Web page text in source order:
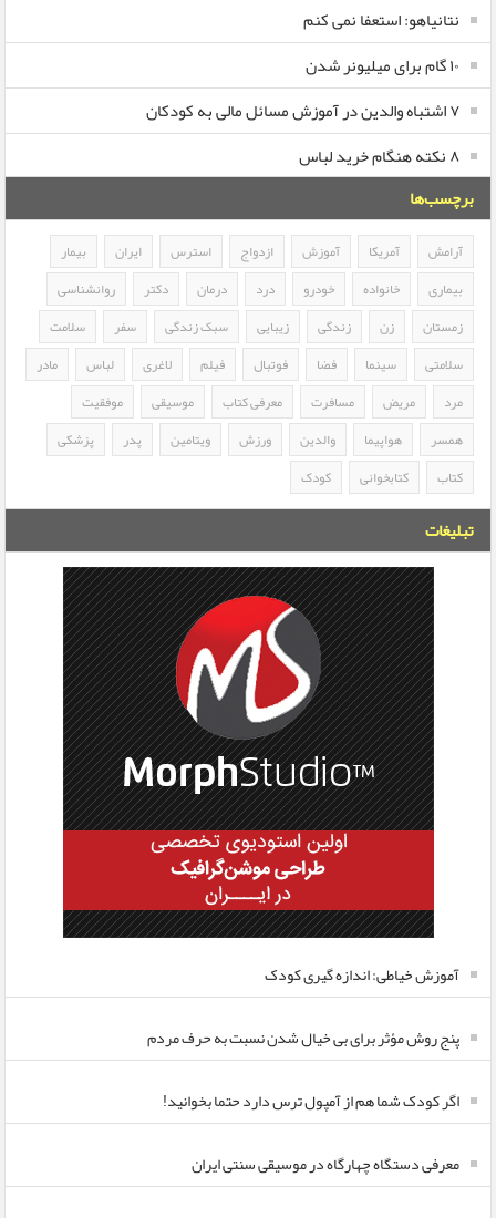
نتانیاهو: استعفا نمی کنم
۱۰ گام برای میلیونر شدن
۷ اشتباه والدین در آموزش مسائل مالی به کودکان
۸ نکته هنگام خرید لباس
برچسب‌ها
آرامش آمریکا آموزش ازدواج استرس ایران
بیمار
بیماری
خانواده خودرو درد درمان دکتر
روانشناسی
زمستان
زن زندگی زیبایی سبک زندگی سفر
سلامت
سلامتی
سینما فضا فوتبال فیلم لاغری لباس
مادر
مرد
مریض مسافرت معرفی کتاب موسیقی
موفقیت
همسر
هواپیما والدین ورزش ویتامین پدر
پزشکی
کتاب
کتابخوانی کودک
تبلیغات
آموزش خیاطی: اندازه گیری کودک
پنج روش مؤثر برای بی خیال شدن نسبت به حرف مردم
اگر کودک شما هم از آمپول ترس دارد حتما بخوانید!
معرفی دستگاه چهارگاه در موسیقی سنتی ایران